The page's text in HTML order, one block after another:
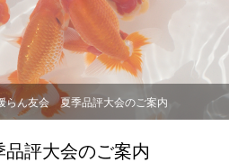
らん友会 夏季品評大会のご案内
評大会のご案内